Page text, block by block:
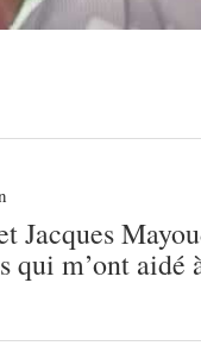
Jacques
qui m’ont aidé